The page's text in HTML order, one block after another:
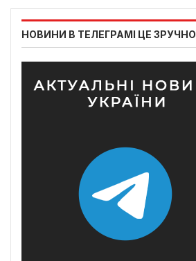
НОВИНИ В ТЕЛЕГРАМІ ЦЕ ЗРУЧНО